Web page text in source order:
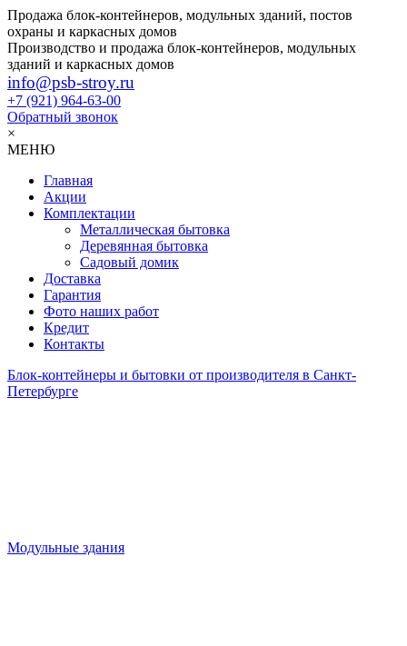
Продажа блок-контейнеров, модульных зданий, постов
охраны и каркасных домов
Производство и продажа блок-контейнеров, модульных
зданий и каркасных домов
info@psb-stroy.ru
+7 (921) 964-63-00
Обратный звонок
×
МЕНЮ
Главная
Акции
Комплектации
Металлическая бытовка
Деревянная бытовка
Садовый домик
Доставка
Гарантия
Фото наших работ
Кредит
Контакты
Блок-контейнеры и бытовки от производителя в Санкт-
Петербурге
Модульные здания